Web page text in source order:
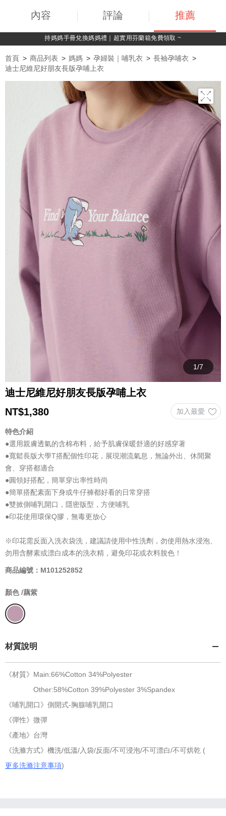
持媽媽手冊兌換媽媽禮｜超實用芬蘭箱免費領取 ~
首頁 商品列表 媽媽 孕婦裝｜哺乳衣
長袖孕哺衣
迪士尼維尼好朋友長版孕哺上衣
迪士尼維尼好朋友長版孕哺上衣
NT$1,380
特色介紹
●選用親膚透氣的含棉布料，給予肌膚保暖舒適的好感穿著
●寬鬆長版大學T搭配個性印花，展現潮流氣息，無論外出、休閒聚
會、穿搭都適合
●圓領好搭配，簡單穿出率性時尚
●簡單搭配素面下身或牛仔褲都好看的日常穿搭
●雙掀側哺乳開口，隱密版型，方便哺乳
●印花使用環保Q膠，無毒更放心
※印花需反面入洗衣袋洗，建議請使用中性洗劑，勿使用熱水浸泡、
勿用含酵素或漂白成本的洗衣精，避免印花或衣料脫色！
商品編號：M101252852
顏色 /藕紫
材質說明
《材質》Main:66%Cotton 34%Polyester
Other:58%Cotton 39%Polyester 3%Spandex
《哺乳開口》側開式-胸腺哺乳開口
《彈性》微彈
《產地》台灣
《洗滌方式》機洗/低溫/入袋/反面/不可浸泡/不可漂白/不可烘乾 (
更多洗滌注意事項)
內容 評論 推薦